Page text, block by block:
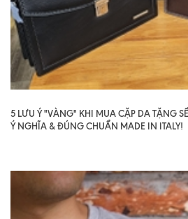
5 LƯU Ý "VÀNG" KHI MUA CẶP DA TẶNG
Ý NGHĨA & ĐÚNG CHUẨN MADE IN ITALY!